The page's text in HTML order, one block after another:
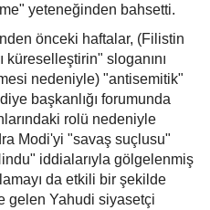
yeteneğinden bahsetti.
önceki haftalar, (Filistin
küreselleştirin" sloganını
nedeniyle) "antisemitik"
başkanlığı forumunda
rolü nedeniyle
Modi'yi "savaş suçlusu"
iddialarıyla gölgelenmiş
da etkili bir şekilde
gelen Yahudi siyasetçi